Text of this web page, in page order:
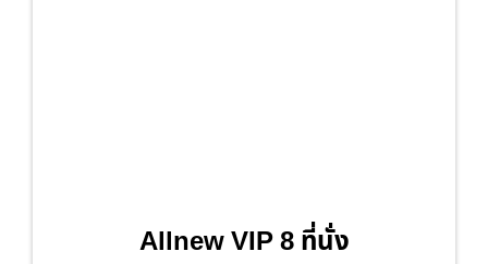
Allnew VIP 8 ที่นั่ง